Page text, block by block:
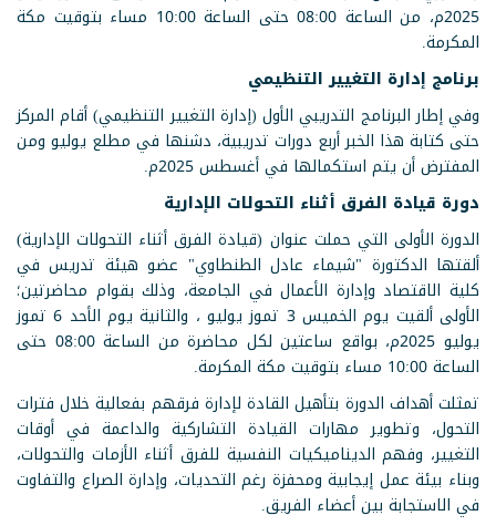
2025م، من الساعة 08:00 حتى الساعة 10:00 مساء بتوقيت مكة
المكرمة.
برنامج إدارة التغيير التنظيمي
وفي إطار البرنامج التدريبي الأول (إدارة التغيير التنظيمي) أقام المركز
حتى كتابة هذا الخبر أربع دورات تدريبية، دشنها في مطلع يوليو ومن
المفترض أن يتم استكمالها في أغسطس 2025م.
دورة قيادة الفرق أثناء التحولات الإدارية
الدورة الأولى التي حملت عنوان (قيادة الفرق أثناء التحولات الإدارية)
ألقتها الدكتورة "شيماء عادل الطنطاوي" عضو هيئة تدريس في
كلية الاقتصاد وإدارة الأعمال في الجامعة، وذلك بقوام محاضرتين؛
الأولى ألقيت يوم الخميس 3 تموز يوليو ، والثانية يوم الأحد 6 تموز
يوليو 2025م، بواقع ساعتين لكل محاضرة من الساعة 08:00 حتى
الساعة 10:00 مساء بتوقيت مكة المكرمة.
تمثلت أهداف الدورة بتأهيل القادة لإدارة فرقهم بفعالية خلال فترات
التحول، وتطوير مهارات القيادة التشاركية والداعمة في أوقات
التغيير، وفهم الديناميكيات النفسية للفرق أثناء الأزمات والتحولات،
وبناء بيئة عمل إيجابية ومحفزة رغم التحديات، وإدارة الصراع والتفاوت
في الاستجابة بين أعضاء الفريق.